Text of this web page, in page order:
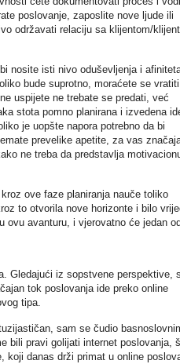
poslovanje, zaposlite nove ljude ili
održavati relaciju sa klijentom/
nosite isti nivo oduševljenja i
bude suprotno, moraćete se
uspijete ne trebate se predati, već
stota pomno planirana i izvedena
je uopšte napora potrebno da bi
prevelike apetite, za vas
ne treba da predstavlja
ove faze planiranja nauče toliko
to otvorila nove horizonte i bilo
ovu avanturu, i vjerovatno će jedan od
Gledajući iz sopstvene perspektive,
tok poslovanja ide preko online
tipa.
sam se čudio
bili pravi golijati internet poslovanja,
koji danas drži primat u online